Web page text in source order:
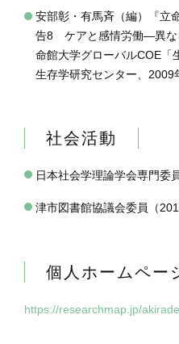
安部彰・有馬斉（編）『立
告8 ケアと感情労働―異な
命館大学グローバルCOE「
生存学研究センター、2009
社会活動
日本社会学理論学会専門委
津市図書館協議会委員（
個人ホームペー
https://researchmap.jp/